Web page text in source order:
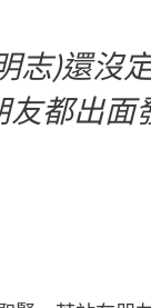
志)還
友都出